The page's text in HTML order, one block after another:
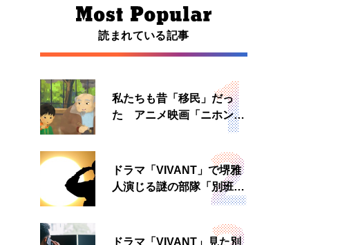
読まれている記事
私たちも昔「移民」だっ
た アニメ映画「ニホンジ
ドラマ「VIVANT」で堺雅
人演じる謎の部隊「別班」
は実在する？内情知る人物
ドラマ「VIVANT」見た別